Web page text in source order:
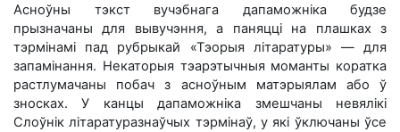
Асноўны тэкст вучэбнага дапаможніка будзе
прызначаны для вывучэння, а паняцці на плашках з
тэрмінамі пад рубрыкай «Тэорыя літаратуры» — для
запамінання. Некаторыя тэарэтычныя моманты коратка
растлумачаны побач з асноўным матэрыялам або ў
зносках. У канцы дапаможніка змешчаны невялікі
Слоўнік літаратуразнаўчых тэрмінаў, у які ўключаны ўсе